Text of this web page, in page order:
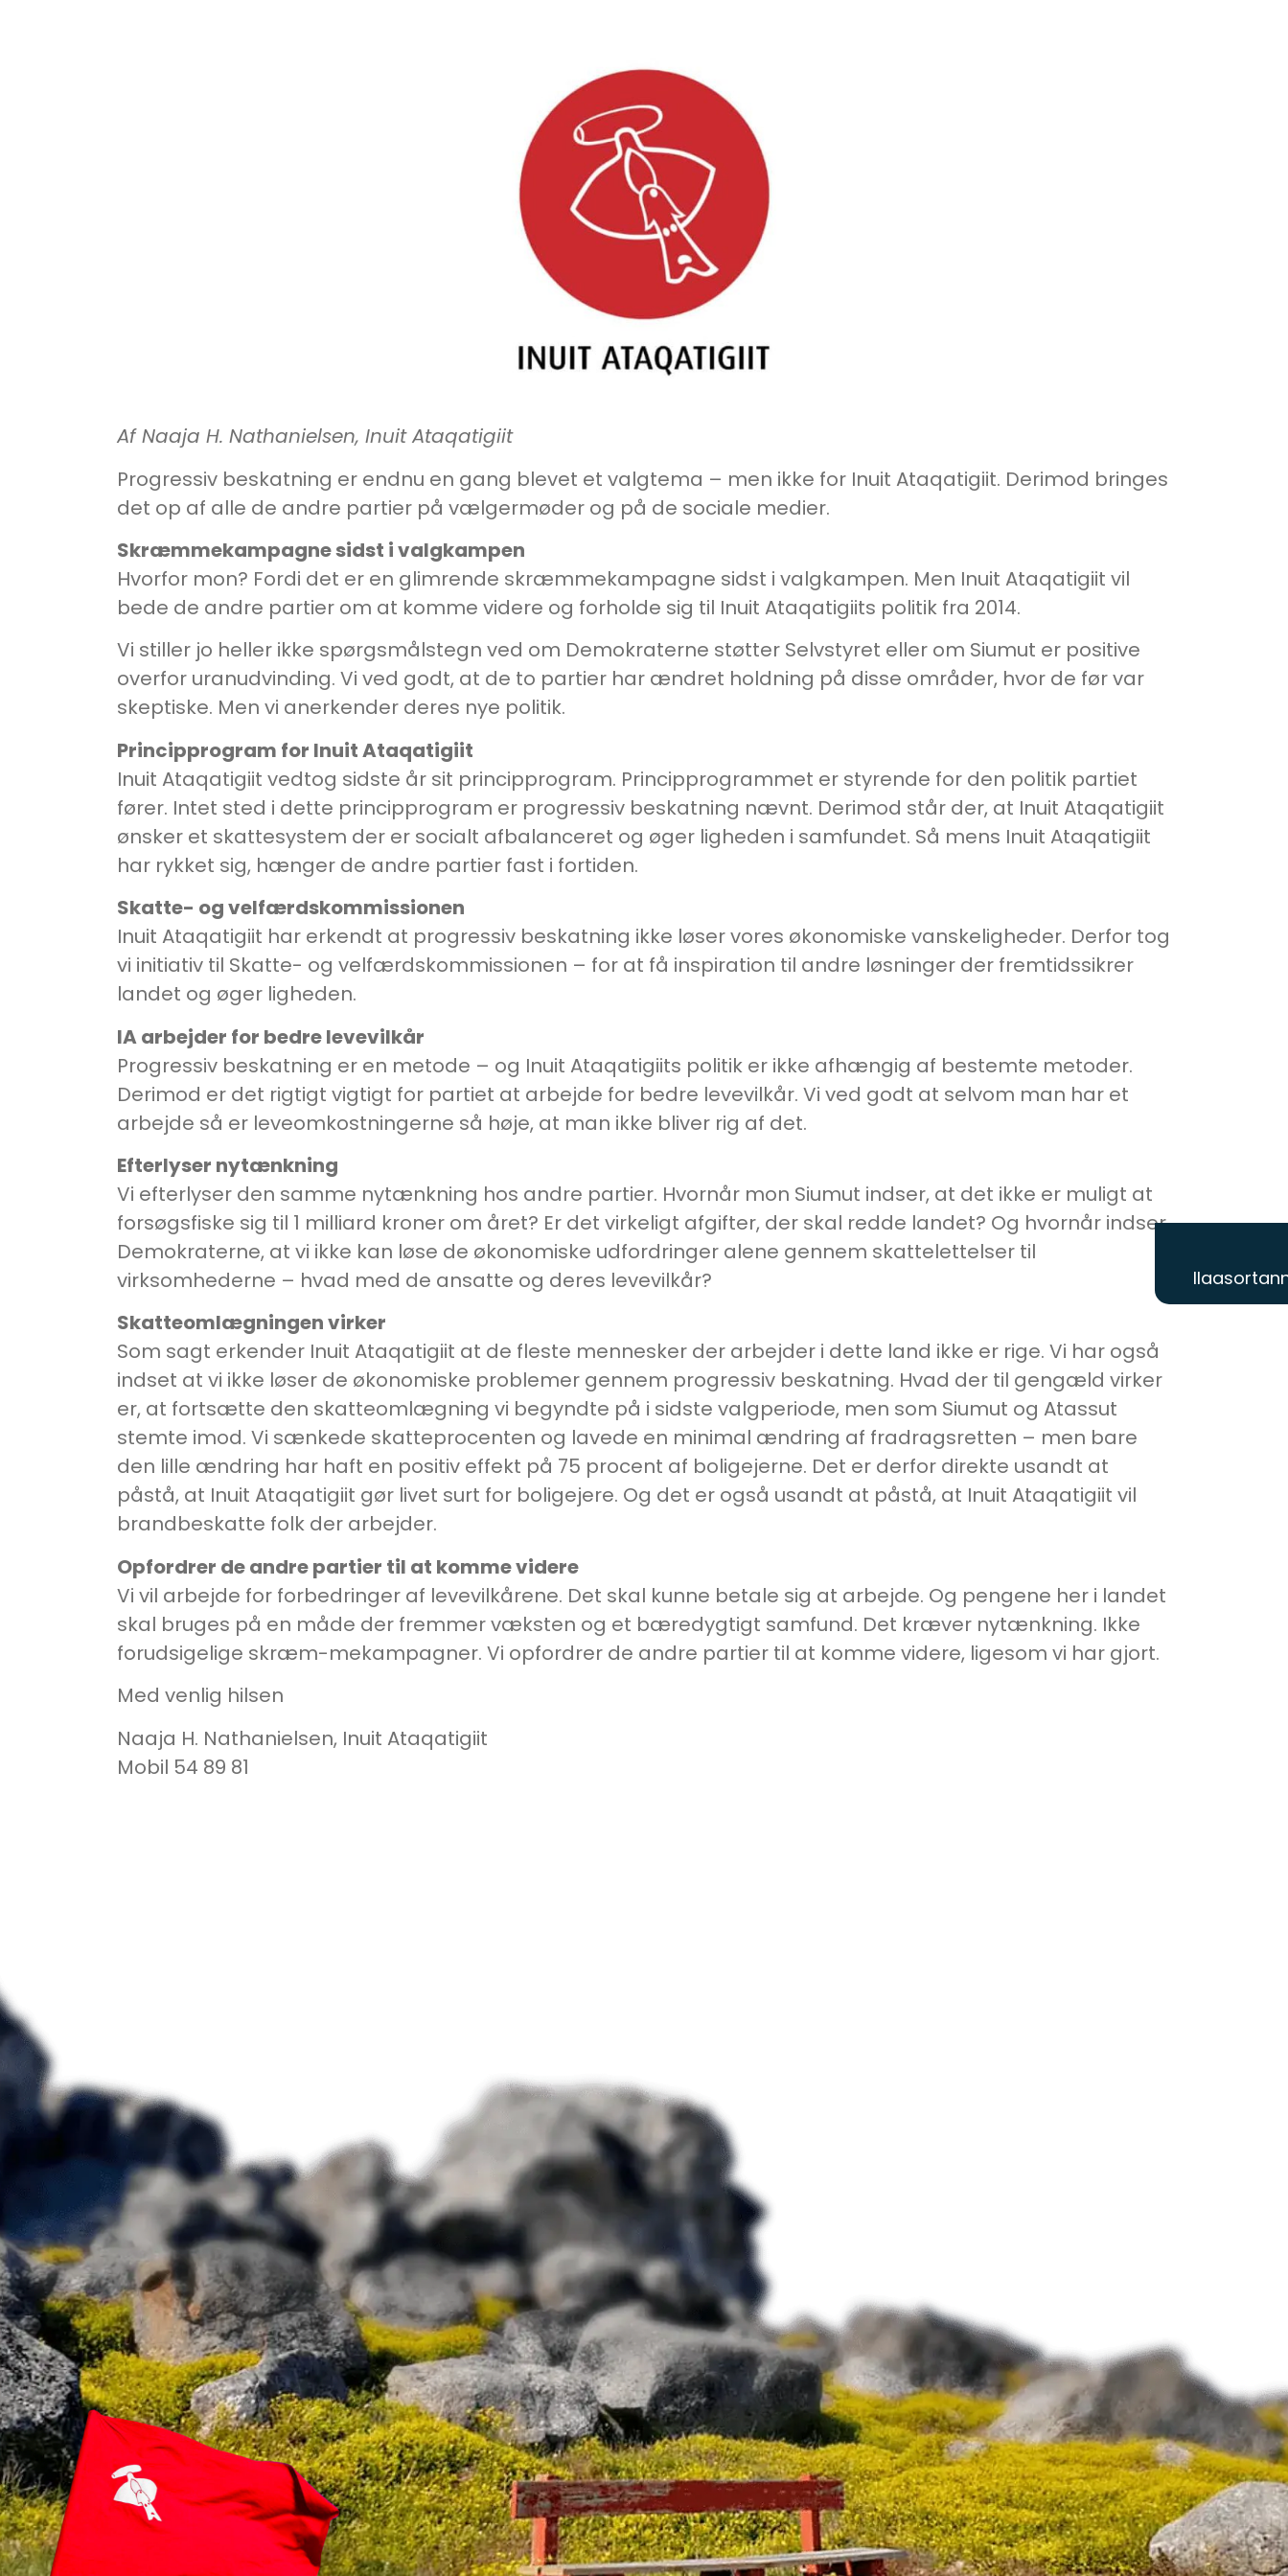
Af Naaja H. Nathanielsen, Inuit Ataqatigiit
Progressiv beskatning er endnu en gang blevet et valgtema – men ikke for Inuit Ataqatigiit. Derimod bringes
det op af alle de andre partier på vælgermøder og på de sociale medier.
Skræmmekampagne sidst i valgkampen
Hvorfor mon? Fordi det er en glimrende skræmmekampagne sidst i valgkampen. Men Inuit Ataqatigiit vil
bede de andre partier om at komme videre og forholde sig til Inuit Ataqatigiits politik fra 2014.
Vi stiller jo heller ikke spørgsmålstegn ved om Demokraterne støtter Selvstyret eller om Siumut er positive
overfor uranudvinding. Vi ved godt, at de to partier har ændret holdning på disse områder, hvor de før var
skeptiske. Men vi anerkender deres nye politik.
Principprogram for Inuit Ataqatigiit
Inuit Ataqatigiit vedtog sidste år sit principprogram. Principprogrammet er styrende for den politik partiet
fører. Intet sted i dette principprogram er progressiv beskatning nævnt. Derimod står der, at Inuit Ataqatigiit
ønsker et skattesystem der er socialt afbalanceret og øger ligheden i samfundet. Så mens Inuit Ataqatigiit
har rykket sig, hænger de andre partier fast i fortiden.
Skatte- og velfærdskommissionen
Inuit Ataqatigiit har erkendt at progressiv beskatning ikke løser vores økonomiske vanskeligheder. Derfor tog
vi initiativ til Skatte- og velfærdskommissionen – for at få inspiration til andre løsninger der fremtidssikrer
landet og øger ligheden.
IA arbejder for bedre levevilkår
Progressiv beskatning er en metode – og Inuit Ataqatigiits politik er ikke afhængig af bestemte metoder.
Derimod er det rigtigt vigtigt for partiet at arbejde for bedre levevilkår. Vi ved godt at selvom man har et
arbejde så er leveomkostningerne så høje, at man ikke bliver rig af det.
Efterlyser nytænkning
Vi efterlyser den samme nytænkning hos andre partier. Hvornår mon Siumut indser, at det ikke er muligt at
forsøgsfiske sig til 1 milliard kroner om året? Er det virkeligt afgifter, der skal redde landet? Og hvornår indser
Demokraterne, at vi ikke kan løse de økonomiske udfordringer alene gennem skattelettelser til
virksomhederne – hvad med de ansatte og deres levevilkår?
Skatteomlægningen virker
Som sagt erkender Inuit Ataqatigiit at de fleste mennesker der arbejder i dette land ikke er rige. Vi har også
indset at vi ikke løser de økonomiske problemer gennem progressiv beskatning. Hvad der til gengæld virker
er, at fortsætte den skatteomlægning vi begyndte på i sidste valgperiode, men som Siumut og Atassut
stemte imod. Vi sænkede skatteprocenten og lavede en minimal ændring af fradragsretten – men bare
den lille ændring har haft en positiv effekt på 75 procent af boligejerne. Det er derfor direkte usandt at
påstå, at Inuit Ataqatigiit gør livet surt for boligejere. Og det er også usandt at påstå, at Inuit Ataqatigiit vil
brandbeskatte folk der arbejder.
Opfordrer de andre partier til at komme videre
Vi vil arbejde for forbedringer af levevilkårene. Det skal kunne betale sig at arbejde. Og pengene her i landet
skal bruges på en måde der fremmer væksten og et bæredygtigt samfund. Det kræver nytænkning. Ikke
forudsigelige skræm-mekampagner. Vi opfordrer de andre partier til at komme videre, ligesom vi har gjort.
Med venlig hilsen
Naaja H. Nathanielsen, Inuit Ataqatigiit
Mobil 54 89 81